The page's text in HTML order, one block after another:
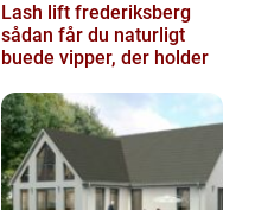
Lash lift frederiksberg
sådan får du naturligt
buede vipper, der holder